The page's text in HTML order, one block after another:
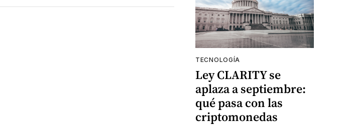
TECNOLOGÍA
Ley CLARITY se
aplaza a septiembre:
qué pasa con las
criptomonedas